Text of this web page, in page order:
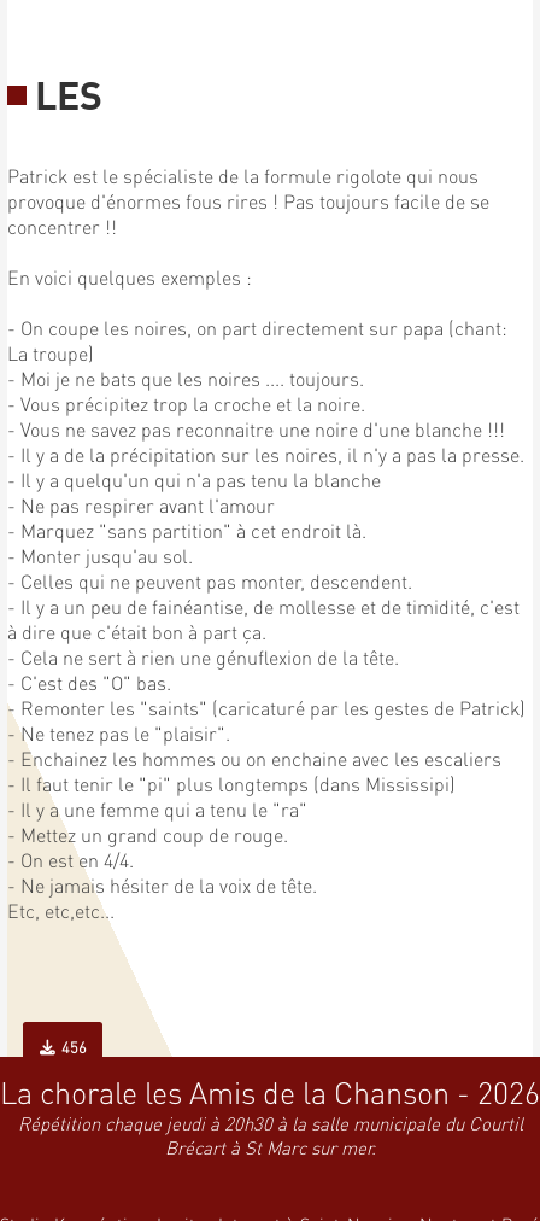
LES
Patrick est le spécialiste de la formule rigolote qui nous
provoque d'énormes fous rires ! Pas toujours facile de se
concentrer !!
En voici quelques exemples :
- On coupe les noires, on part directement sur papa (chant:
La troupe)
- Moi je ne bats que les noires .... toujours.
- Vous précipitez trop la croche et la noire.
- Vous ne savez pas reconnaitre une noire d'une blanche !!!
- Il y a de la précipitation sur les noires, il n'y a pas la presse.
- Il y a quelqu'un qui n'a pas tenu la blanche
- Ne pas respirer avant l'amour
- Marquez "sans partition" à cet endroit là.
- Monter jusqu'au sol.
- Celles qui ne peuvent pas monter, descendent.
- Il y a un peu de fainéantise, de mollesse et de timidité, c'est
à dire que c'était bon à part ça.
- Cela ne sert à rien une génuflexion de la tête.
- C'est des "O" bas.
- Remonter les "saints" (caricaturé par les gestes de Patrick)
- Ne tenez pas le "plaisir".
- Enchainez les hommes ou on enchaine avec les escaliers
- Il faut tenir le "pi" plus longtemps (dans Mississipi)
- Il y a une femme qui a tenu le "ra"
- Mettez un grand coup de rouge.
- On est en 4/4.
- Ne jamais hésiter de la voix de tête.
Etc, etc,etc...
456
La chorale les Amis de la Chanson - 2026
Répétition chaque jeudi à 20h30 à la salle municipale du Courtil
Brécart à St Marc sur mer.